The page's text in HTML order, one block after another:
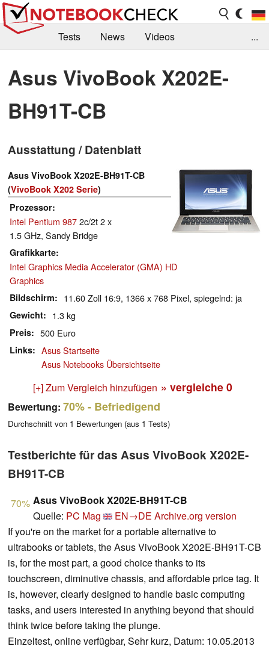
Tests News
Videos
Kaufberatung
Deals Suche
Jobs
Forum
...
Asus VivoBook X202E-
BH91T-CB
Ausstattung / Datenblatt
Asus VivoBook X202E-BH91T-CB
(VivoBook X202 Serie)
Prozessor
Intel Pentium 9872c/2t 2 x
1.5 GHz, Sandy Bridge
Grafikkarte
Intel Graphics Media Accelerator (GMA) HD
Graphics
Bildschirm 11.60 Zoll 16:9, 1366 x 768 Pixel, spiegelnd: ja
Gewicht 1.3 kg
Preis 500 Euro
Links
Asus Startseite
Asus Notebooks Übersichtseite
[+] Zum Vergleich hinzufügen » vergleiche 0
Bewertung: 70%- Befriedigend
Durchschnitt von 1 Bewertungen (aus 1 Tests)
Testberichte für das Asus VivoBook X202E-
BH91T-CB
70% Asus VivoBook X202E-BH91T-CB
Quelle: PC Mag EN→DE Archive.org version
If you're on the market for a portable alternative to
ultrabooks or tablets, the Asus VivoBook X202E-BH91T-CB
is, for the most part, a good choice thanks to its
touchscreen, diminutive chassis, and affordable price tag. It
is, however, clearly designed to handle basic computing
tasks, and users interested in anything beyond that should
think twice before taking the plunge.
Einzeltest, online verfügbar, Sehr kurz, Datum: 10.05.2013